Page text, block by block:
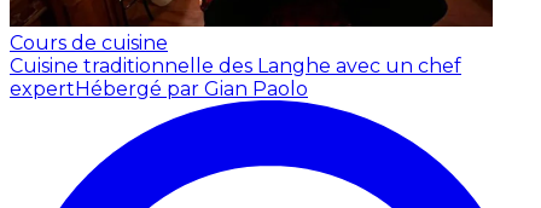
Cours de cuisine
Cuisine traditionnelle des Langhe avec un chef
expert Hébergé par Gian Paolo